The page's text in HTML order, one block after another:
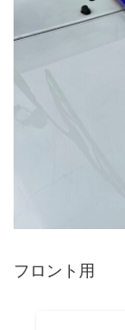
フロント用